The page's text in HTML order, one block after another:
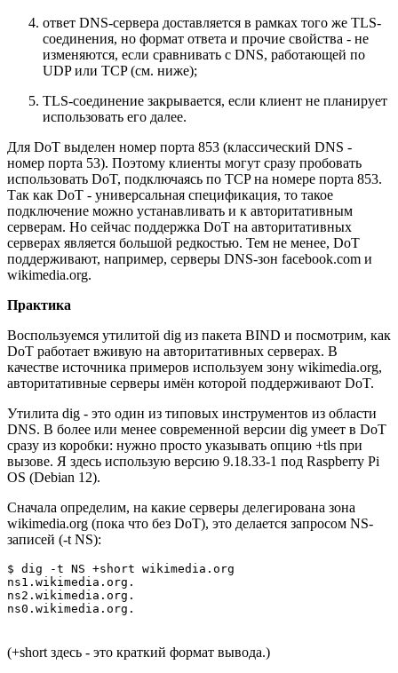
ответ DNS-сервера доставляется в рамках того же TLS-
соединения, но формат ответа и прочие свойства - не
изменяются, если сравнивать с DNS, работающей по
UDP или TCP (см. ниже);
TLS-соединение закрывается, если клиент не планирует
использовать его далее.
Для DoT выделен номер порта 853 (классический DNS -
номер порта 53). Поэтому клиенты могут сразу пробовать
использовать DoT, подключаясь по TCP на номере порта 853.
Так как DoT - универсальная спецификация, то такое
подключение можно устанавливать и к авторитативным
серверам. Но сейчас поддержка DoT на авторитативных
серверах является большой редкостью. Тем не менее, DoT
поддерживают, например, серверы DNS-зон facebook.com и
wikimedia.org.
Практика
Воспользуемся утилитой dig из пакета BIND и посмотрим, как
DoT работает вживую на авторитативных серверах. В
качестве источника примеров используем зону wikimedia.org,
авторитативные серверы имён которой поддерживают DoT.
Утилита dig - это один из типовых инструментов из области
DNS. В более или менее современной версии dig умеет в DoT
сразу из коробки: нужно просто указывать опцию +tls при
вызове. Я здесь использую версию 9.18.33-1 под Raspberry Pi
OS (Debian 12).
Сначала определим, на какие серверы делегирована зона
wikimedia.org (пока что без DoT), это делается запросом NS-
записей (-t NS):
$ dig -t NS +short wikimedia.org
ns1.wikimedia.org.
ns2.wikimedia.org.
ns0.wikimedia.org.
(+short здесь - это краткий формат вывода.)